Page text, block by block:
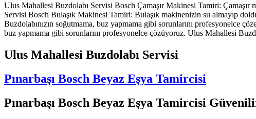
Ulus Mahallesi Buzdolabı Servisi Bosch Çamaşır Makinesi Tamiri:
Servisi Bosch Bulaşık Makinesi Tamiri: Bulaşık makinenizin su almayıp
Buzdolabınızın soğutmama, buz yapmama gibi sorunlarını profesyonelce
buz yapmama gibi sorunlarını profesyonelce çözüyoruz. Ulus Mahallesi
Ulus Mahallesi Buzdolabı Servisi
Pınarbaşı Bosch Beyaz Eşya Tamircisi
Pınarbaşı Bosch Beyaz Eşya Tamircisi